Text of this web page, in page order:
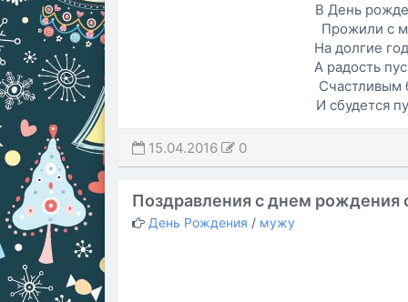
В День
Прожили с
На долгие
А радость
Счастливым
И сбудется
15.04.2016 0
Поздравления с днем
День Рождения / мужу